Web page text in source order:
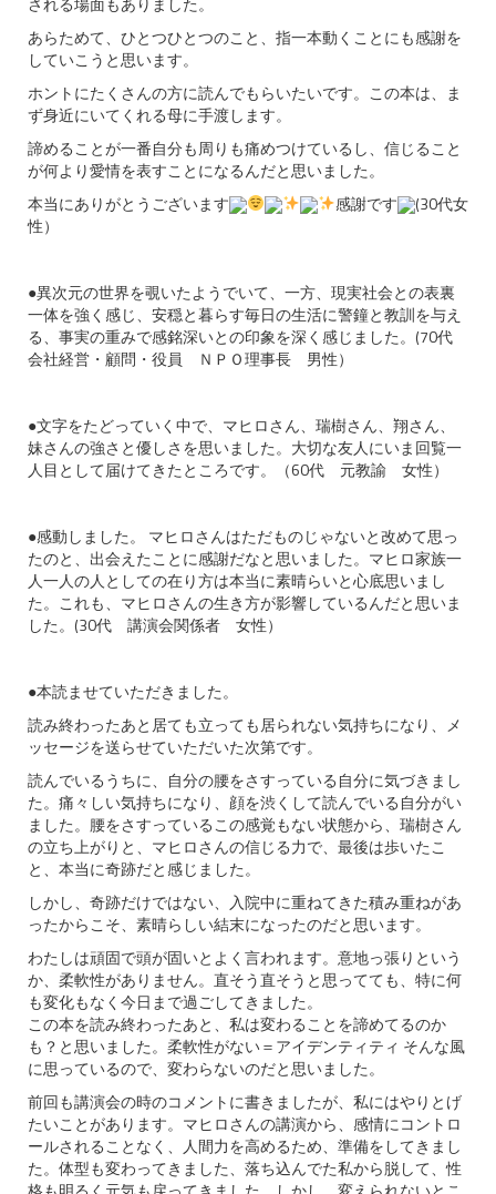
あらためて、ひとつひとつのこと、指一本動くことにも感謝を
していこうと思います。
ホントにたくさんの方に読んでもらいたいです。この本は、ま
ず身近にいてくれる母に手渡します。
諦めることが一番自分も周りも痛めつけているし、信じること
が何より愛情を表すことになるんだと思いました。
本当にありがとうございます
感謝です
(30代女
性）
●異次元の世界を覗いたようでいて、一方、 現実社会との表裏
一体を強く感じ、 安穏と暮らす毎日の生活に警鐘と教訓を与え
る、 事実の重みで感銘深いとの印象を深く感じました。(70代
会社経営・顧問・役員 ＮＰＯ理事長 男性）
●文字をたどっていく中で、マヒロさん、瑞樹さん、翔さん、
妹さんの強さと優しさを思いました。大切な友人にいま回覧一
人目として届けてきたところです。（60代 元教諭 女性）
●感動しました。 マヒロさんはただものじゃないと改めて思っ
たのと、出会えたことに感謝だなと思いました。マヒロ家族一
人一人の人としての在り方は本当に素晴らいと心底思いまし
た。これも、マヒロさんの生き方が影響しているんだと思いま
した。(30代 講演会関係者 女性）
●本読ませていただきました。
読み終わったあと居ても立っても居られない気持ちになり、メ
ッセージを送らせていただいた次第です。
読んでいるうちに、自分の腰をさすっている自分に気づきまし
た。痛々しい気持ちになり、顔を渋くして読んでいる自分がい
ました。腰をさすっているこの感覚もない状態から、瑞樹さん
の立ち上がりと、マヒロさんの信じる力で、最後は歩いたこ
と、本当に奇跡だと感じました。
しかし、奇跡だけではない、入院中に重ねてきた積み重ねがあ
ったからこそ、素晴らしい結末になったのだと思います。
わたしは頑固で頭が固いとよく言われます。意地っ張りという
か、柔軟性がありません。直そう直そうと思ってても、特に何
も変化もなく今日まで過ごしてきました。
この本を読み終わったあと、私は変わることを諦めてるのか
も？と思いました。柔軟性がない＝アイデンティティ そんな風
に思っているので、変わらないのだと思いました。
前回も講演会の時のコメントに書きましたが、私にはやりとげ
たいことがあります。マヒロさんの講演から、感情にコントロ
ールされることなく、人間力を高めるため、準備をしてきまし
た。体型も変わってきました、落ち込んでた私から脱して、性